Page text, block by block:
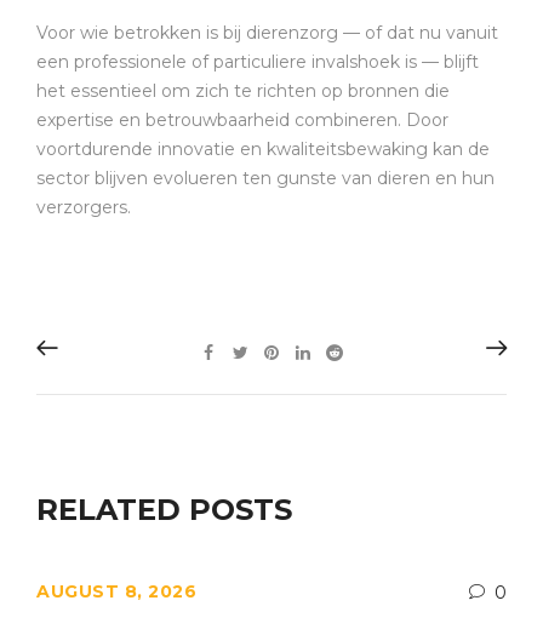
Voor wie betrokken is bij dierenzorg — of dat nu vanuit
een professionele of particuliere invalshoek is — blijft
het essentieel om zich te richten op bronnen die
expertise en betrouwbaarheid combineren. Door
voortdurende innovatie en kwaliteitsbewaking kan de
sector blijven evolueren ten gunste van dieren en hun
verzorgers.
RELATED POSTS
AUGUST 8, 2026 0